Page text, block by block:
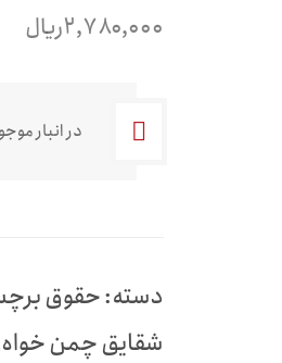
۲,۷۸۰,۰۰۰ریال
در انبار
دسته:حقوق
شقایق چمن خواه